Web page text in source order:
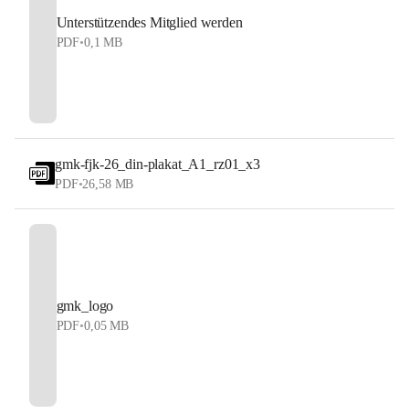
Unterstützendes Mitglied werden
PDF•0,1 MB
gmk-fjk-26_din-plakat_A1_rz01_x3
PDF•26,58 MB
gmk_logo
PDF•0,05 MB